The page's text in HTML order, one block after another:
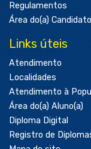
Regulamentos
Área do(a)
Links úteis
Atendimento
Localidades
Atendimento à
Área do(a) Aluno(a)
Diploma Digital
Registro de